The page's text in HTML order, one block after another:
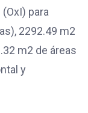
para
2292.49 m2
m2 de áreas
y